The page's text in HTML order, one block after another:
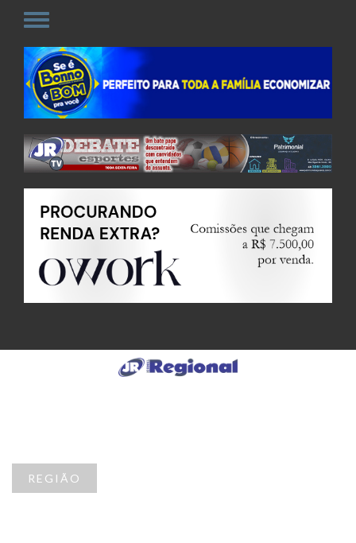
REGIÃO